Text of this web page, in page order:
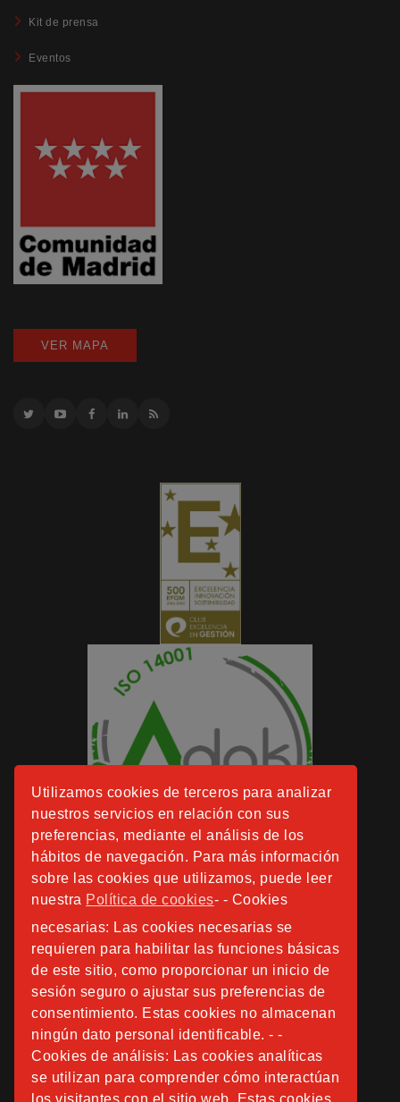
Utilizamos cookies de terceros para analizar
nuestros servicios en relación con sus
preferencias, mediante el análisis de los
hábitos de navegación. Para más información
sobre las cookies que utilizamos, puede leer
nuestra Política de cookies- - Cookies
necesarias: Las cookies necesarias se
requieren para habilitar las funciones básicas
de este sitio, como proporcionar un inicio de
sesión seguro o ajustar sus preferencias de
consentimiento. Estas cookies no almacenan
ningún dato personal identificable. - -
Cookies de análisis: Las cookies analíticas
se utilizan para comprender cómo interactúan
los visitantes con el sitio web. Estas cookies
Kit de prensa
Eventos
VER MAPA